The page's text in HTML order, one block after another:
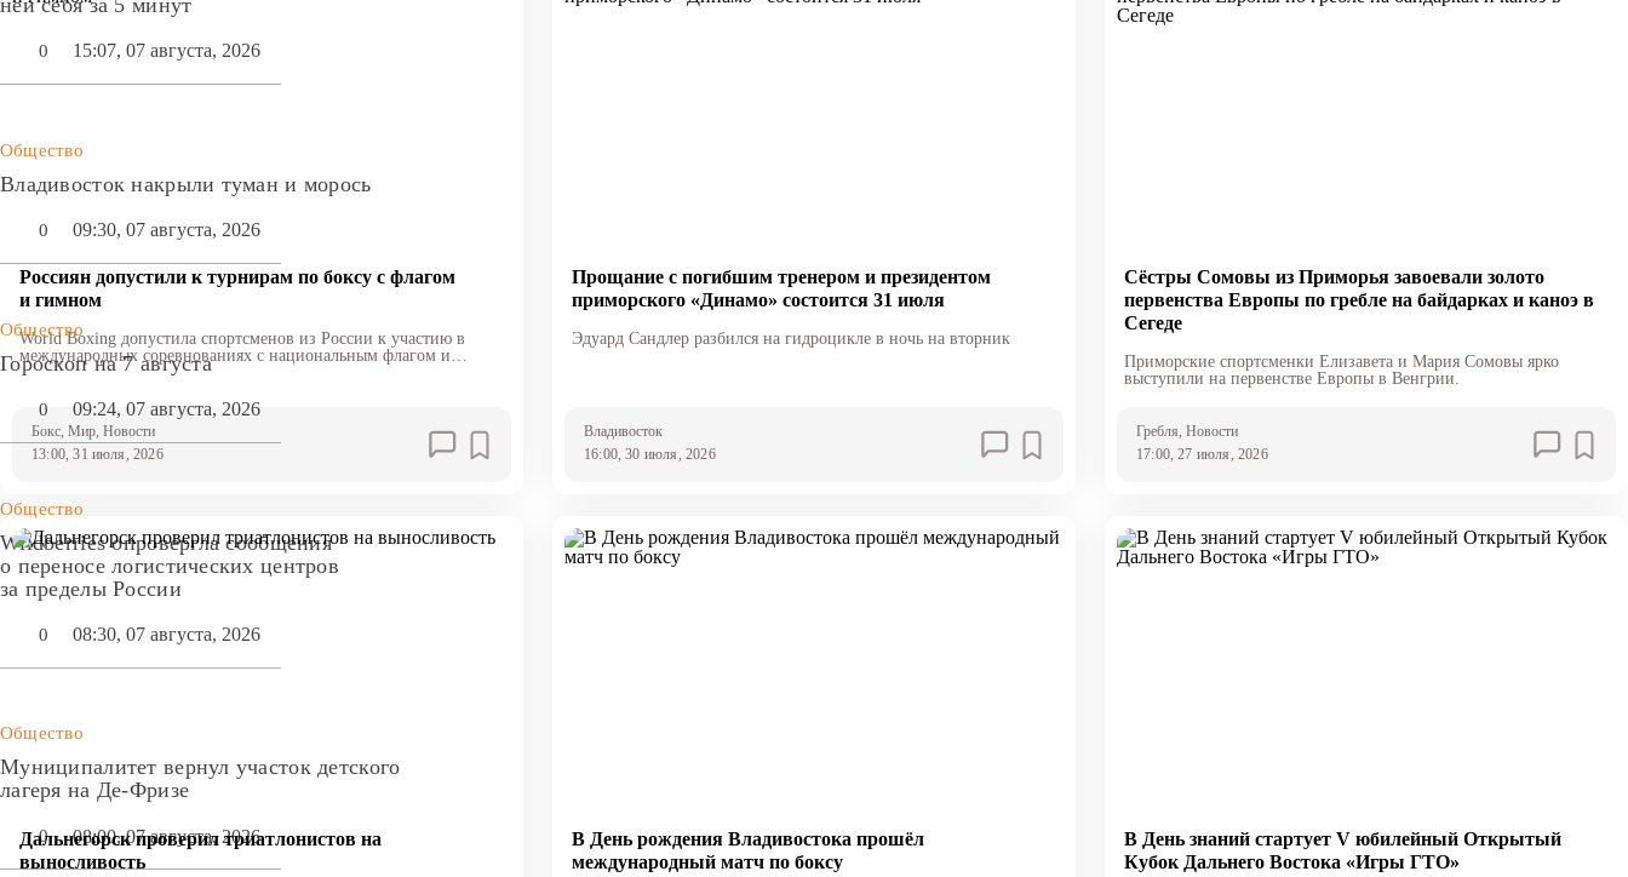
0 15:07, 07 августа, 2026
Общество
Владивосток накрыли туман и морось
0 09:30, 07 августа, 2026
Общество
Гороскоп на 7 августа
0 09:24, 07 августа, 2026
Общество
Wildberries опровергла сообщения
о переносе логистических центров
за пределы России
0 08:30, 07 августа, 2026
Общество
Муниципалитет вернул участок детского
лагеря на Де-Фризе
0 08:00, 07 августа, 2026
Россиян допустили к турнирам по боксу с флагом
и гимном
World Boxing допустила спортсменов из России к участию в
международных соревнованиях с национальным флагом и
гимном
Бокс, Мир, Новости
13:00, 31 июля, 2026
Прощание с погибшим тренером и президентом
приморского «Динамо» состоится 31 июля
Эдуард Сандлер разбился на гидроцикле в ночь на вторник
Владивосток
16:00, 30 июля, 2026
Сёстры Сомовы из Приморья завоевали золото
первенства Европы по гребле на байдарках и каноэ в
Сегеде
Приморские спортсменки Елизавета и Мария Сомовы ярко
выступили на первенстве Европы в Венгрии.
Гребля, Новости
17:00, 27 июля, 2026
Дальнегорск проверил триатлонистов на
выносливость
В День рождения Владивостока прошёл
международный матч по боксу
В День знаний стартует V юбилейный Открытый
Кубок Дальнего Востока «Игры ГТО»